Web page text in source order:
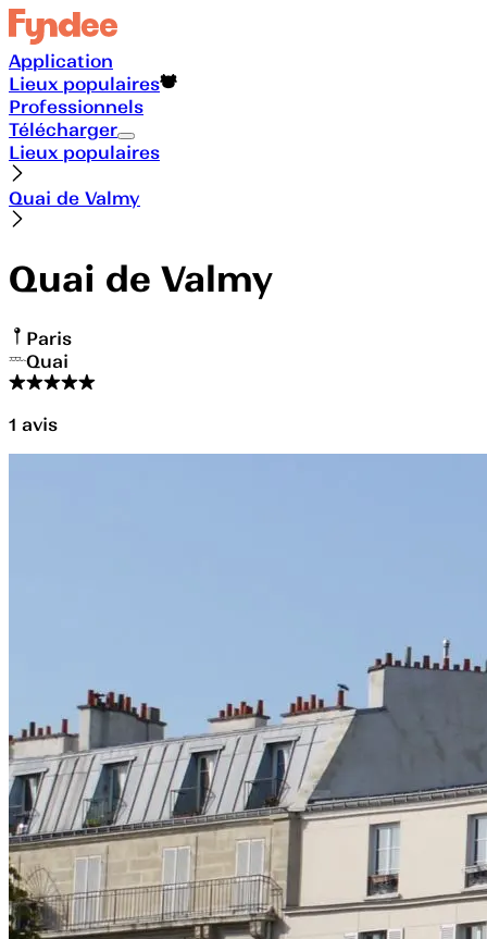
Application
Lieux populaires
Professionnels
Télécharger
Lieux populaires
Quai de Valmy
Quai de Valmy
Paris
Quai
1 avis